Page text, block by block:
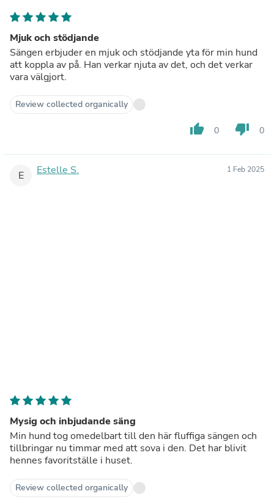
Mjuk och stödjande
Sängen erbjuder en mjuk och stödjande yta för min hund
att koppla av på. Han verkar njuta av det, och det verkar
vara välgjort.
Review collected organically
thumb_up 0 thumb_down 0
E Estelle S. 1 Feb 2025
Mysig och inbjudande säng
Min hund tog omedelbart till den här fluffiga sängen och
tillbringar nu timmar med att sova i den. Det har blivit
hennes favoritställe i huset.
Review collected organically